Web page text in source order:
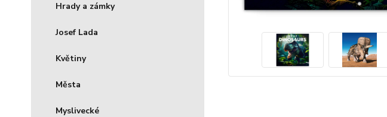
Hrady a zámky
Josef Lada
Květiny
Města
Myslivecké